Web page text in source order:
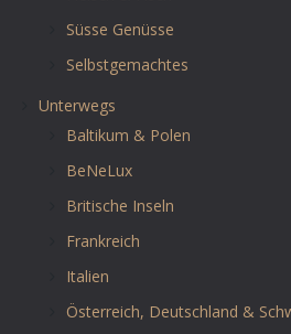
Süsse Genüsse
Selbstgemachtes
Unterwegs
Baltikum & Polen
BeNeLux
Britische Inseln
Frankreich
Italien
Österreich, Deutschland &